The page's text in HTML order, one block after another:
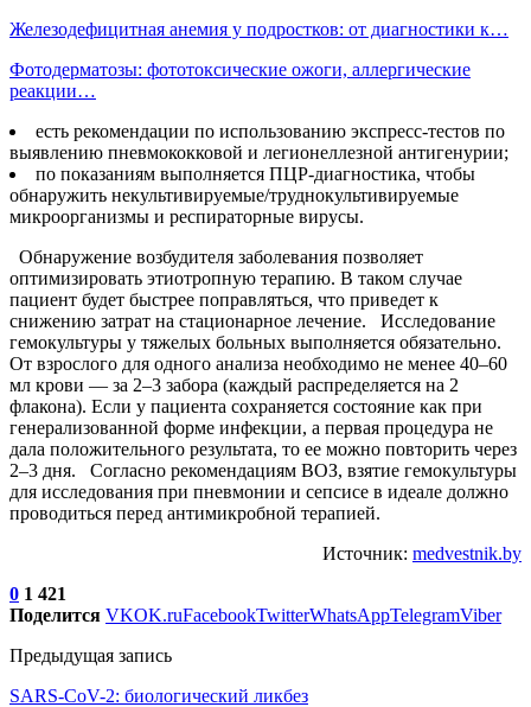
Железодефицитная анемия у подростков: от диагностики к…
Фотодерматозы: фототоксические ожоги, аллергические
реакции…
есть рекомендации по использованию экспресс-тестов по
выявлению пневмококковой и легионеллезной антигенурии;
по показаниям выполняется ПЦР-диагностика, чтобы
обнаружить некультивируемые/труднокультивируемые
микроорганизмы и респираторные вирусы.
Обнаружение возбудителя заболевания позволяет
оптимизировать этиотропную терапию. В таком случае
пациент будет быстрее поправляться, что приведет к
снижению затрат на стационарное лечение. Исследование
гемокультуры у тяжелых больных выполняется обязательно.
От взрослого для одного анализа необходимо не менее 40–60
мл крови — за 2–3 забора (каждый распределяется на 2
флакона). Если у пациента сохраняется состояние как при
генерализованной форме инфекции, а первая процедура не
дала положительного результата, то ее можно повторить через
2–3 дня. Согласно рекомендациям ВОЗ, взятие гемокультуры
для исследования при пневмонии и сепсисе в идеале должно
проводиться перед антимикробной терапией.
Источник: medvestnik.by
0 1 421
Поделится VKOK.ruFacebookTwitterWhatsAppTelegramViber
Предыдущая запись
SARS-CoV-2: биологический ликбез